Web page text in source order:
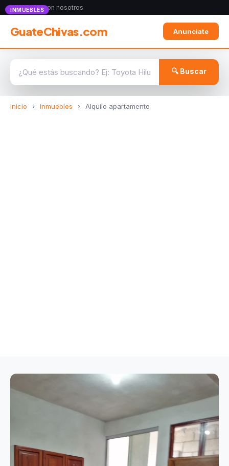
Anunciate con nosotros
GuateChivas.com Anunciate
🔍 Buscar
Inicio › Inmuebles › Alquilo apartamento
INMUEBLES